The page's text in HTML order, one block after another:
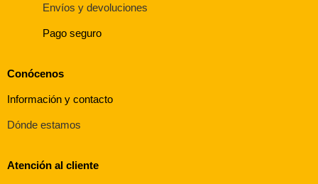
Envíos y devoluciones
Pago seguro
Conócenos
Información y contacto
Dónde estamos
Atención al cliente